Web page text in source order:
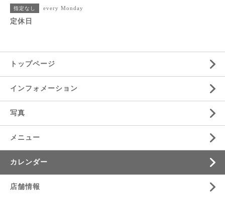
指定なし every Monday
定休日
トップページ
インフォメーション
写真
メニュー
カレンダー
店舗情報